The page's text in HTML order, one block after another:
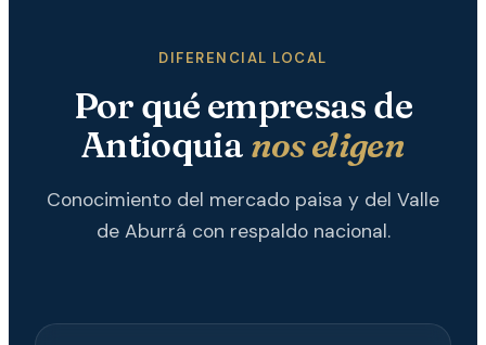
DIFERENCIAL LOCAL
Por qué empresas de
Antioquia nos eligen
Conocimiento del mercado paisa y del Valle
de Aburrá con respaldo nacional.